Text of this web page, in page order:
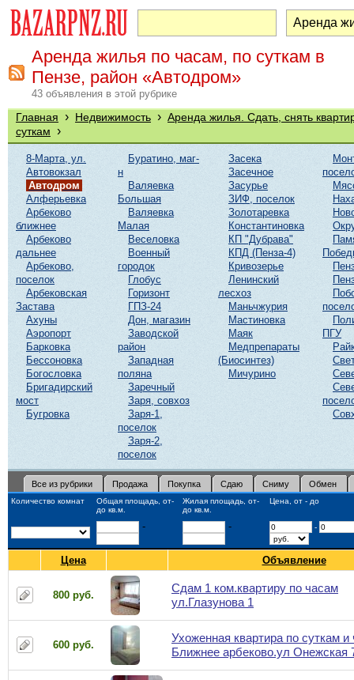
Аренда жилья по часам, по суткам в
Пензе, район «Автодром»
43 объявления в этой рубрике
Главная › Недвижимость › Аренда жилья. Сдать, снять
суткам ›
8-Марта, ул.
Автовокзал
Автодром
Алферьевка
Арбеково
ближнее
Арбеково
дальнее
Арбеково,
поселок
Арбековская
Застава
Ахуны
Аэропорт
Барковка
Бессоновка
Богословка
Бригадирский
мост
Бугровка
Буратино, маг-
н
Валяевка
Большая
Валяевка
Малая
Веселовка
Военный
городок
Глобус
Горизонт
ГПЗ-24
Дон, магазин
Заводской
район
Западная
поляна
Заречный
Заря, совхоз
Заря-1,
поселок
Заря-2,
поселок
Засека
Засечное
Засурье
ЗИФ, поселок
Золотаревка
Константиновка
КП "Дубрава"
КПД (Пенза-4)
Кривозерье
Ленинский
лесхоз
Маньчжурия
Мастиновка
Маяк
Медпрепараты
(Биосинтез)
Мичурино
ПГУ
Все из рубрики Продажа Покупка Сдаю Сниму Обмен
Количество комнат
Общая площадь, от-
до кв.м.
Жилая площадь, от-
до кв.м.
Цена, от - до
- - -
Цена Объявление
800 руб.
Сдам 1 ком.квартиру по часам
ул.Глазунова 1
600 руб.
Ухоженная квартира по суткам и
Ближнее арбеково.ул Онежская